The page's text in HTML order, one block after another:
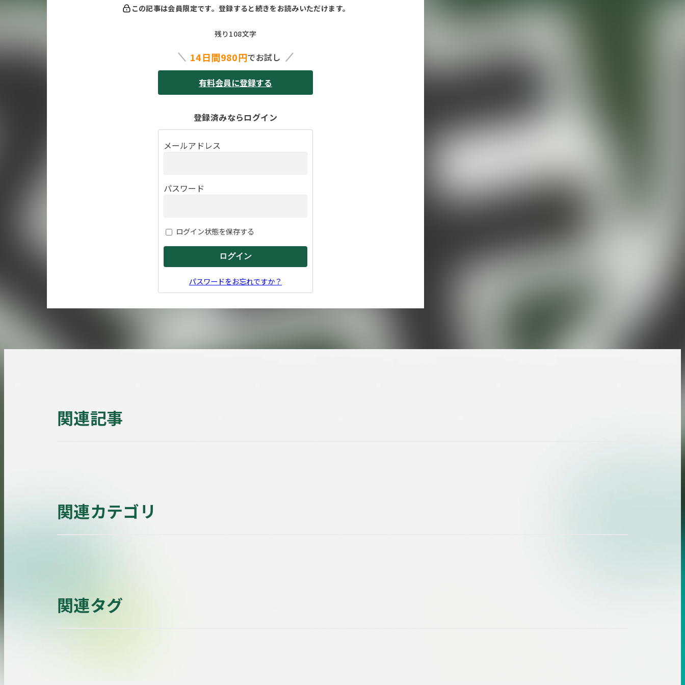
この記事は会員限定です。 登録すると続きをお読みいただけます。
残り108文字
14日間980円でお試し
有料会員に登録する
登録済みならログイン
メールアドレス
パスワード
ログイン状態を保存する
パスワードをお忘れですか？
関連記事
関連カテゴリ
関連タグ